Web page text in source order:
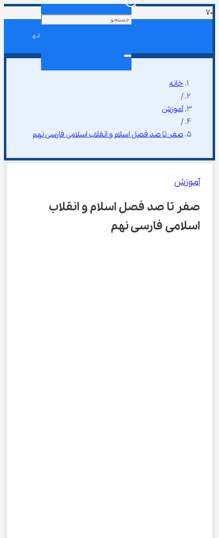
↵
خانه
/
آموزش
/
صفر تا صد فصل اسلام و انقلاب اسلامی فارسی نهم
آموزش
صفر تا صد فصل اسلام و انقلاب
اسلامی فارسی نهم